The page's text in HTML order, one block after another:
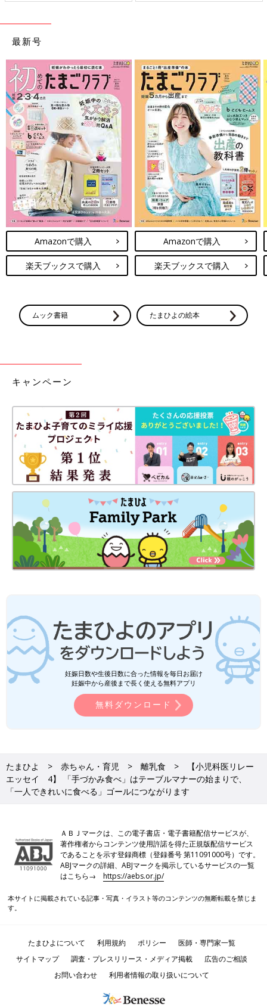
最新号
Amazonで購入
楽天ブックスで購入
Amazonで購入
楽天ブックスで購入
ムック書籍 たまひよの絵本
キャンペーン
妊娠日数や生後日数に合った情報を毎日お届け
妊娠中から産後まで長く使える無料アプリ
無料ダウンロード
たまひよ 赤ちゃん・育児 離乳食
【小児科医リレー
エッセイ 4】 「手づかみ食べ」はテーブルマナーの始まりで、
「一人できれいに食べる」ゴールにつながります
ＡＢＪマークは、この電子書店・電子書籍配信サービスが、
著作権者からコンテンツ使用許諾を得た正規版配信サービス
であることを示す登録商標（登録番号 第11091000号）です。
ABJマークの詳細、ABJマークを掲示しているサービスの一覧
はこちら→https://aebs.or.jp/
本サイトに掲載されている記事・写真・イラスト等のコンテンツの無断転載を禁じま
す。
たまひよについて 利用規約 ポリシー
医師・専門家一覧
サイトマップ
調査・プレスリリース・メディア掲載
広告のご相談
お問い合わせ
利用者情報の取り扱いについて